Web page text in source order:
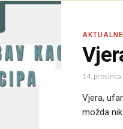
14. prosinca
Vjera,
možda